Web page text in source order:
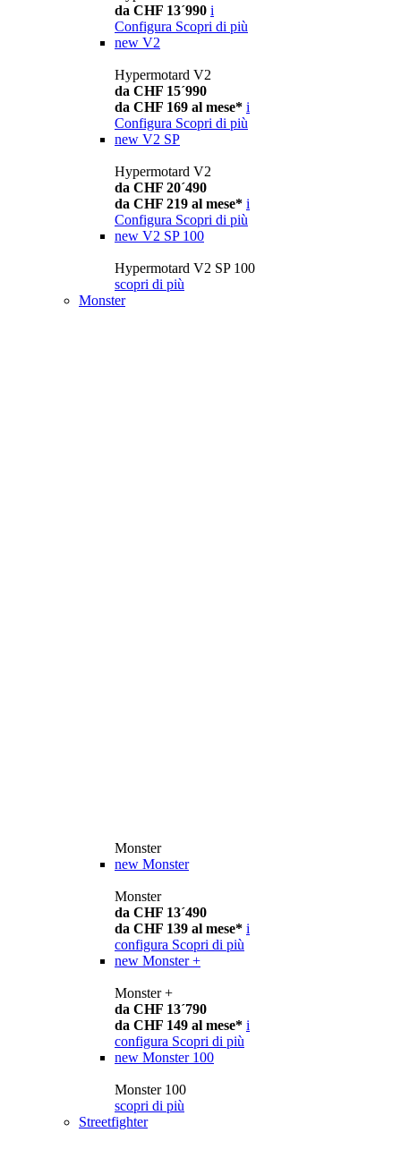
da CHF 13´990 i
Configura Scopri di più
new V2
Hypermotard V2
da CHF 15´990
da CHF 169 al mese* i
Configura Scopri di più
new V2 SP
Hypermotard V2
da CHF 20´490
da CHF 219 al mese* i
Configura Scopri di più
new V2 SP 100
Hypermotard V2 SP 100
scopri di più
Monster
Monster
new Monster
Monster
da CHF 13´490
da CHF 139 al mese* i
configura Scopri di più
new Monster +
Monster +
da CHF 13´790
da CHF 149 al mese* i
configura Scopri di più
new Monster 100
Monster 100
scopri di più
Streetfighter